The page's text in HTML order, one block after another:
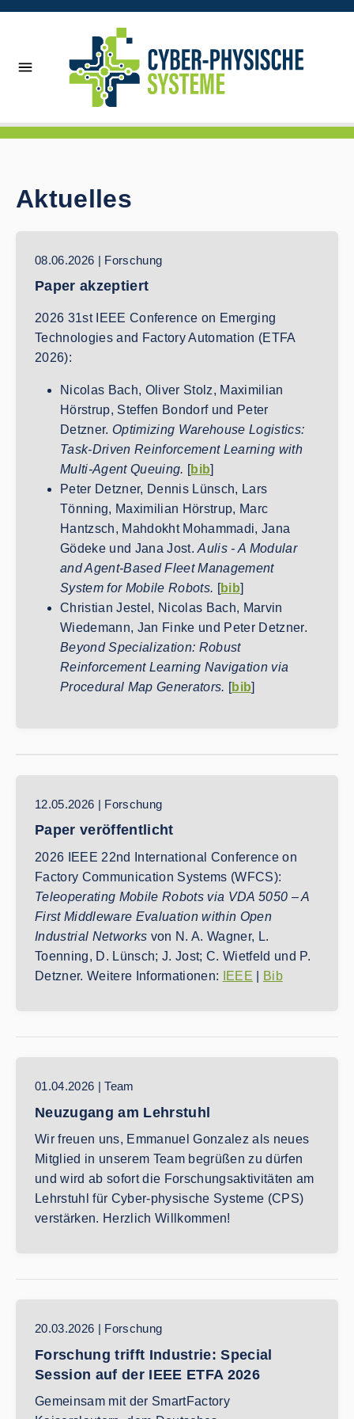
Aktuelles
08.06.2026 | Forschung
Paper akzeptiert
2026 31st IEEE Conference on Emerging
Technologies and Factory Automation (ETFA
2026):
Nicolas Bach, Oliver Stolz, Maximilian
Hörstrup, Steffen Bondorf und Peter
Detzner. Optimizing Warehouse Logistics:
Task-Driven Reinforcement Learning with
Multi-Agent Queuing. [bib]
Peter Detzner, Dennis Lünsch, Lars
Tönning, Maximilian Hörstrup, Marc
Hantzsch, Mahdokht Mohammadi, Jana
Gödeke und Jana Jost.Aulis - A Modular
and Agent-Based Fleet Management
System for Mobile Robots. [bib]
Christian Jestel, Nicolas Bach, Marvin
Wiedemann, Jan Finke und Peter Detzner.
Beyond Specialization: Robust
Reinforcement Learning Navigation via
Procedural Map Generators. [bib]
12.05.2026 | Forschung
Paper veröffentlicht
2026 IEEE 22nd International Conference on
Factory Communication Systems (WFCS):
Teleoperating Mobile Robots via VDA 5050 – A
First Middleware Evaluation within Open
Industrial Networks von N. A. Wagner, L.
Toenning, D. Lünsch; J. Jost; C. Wietfeld und P.
Detzner. Weitere Informationen:
IEEE Bib
01.04.2026 | Team
Neuzugang am Lehrstuhl
Wir freuen uns, Emmanuel Gonzalez als neues
Mitglied in unserem Team begrüßen zu dürfen
und wird ab sofort die Forschungsaktivitäten am
Lehrstuhl für Cyber-physische Systeme (CPS)
verstärken. Herzlich Willkommen!
20.03.2026 | Forschung
Forschung trifft Industrie: Special
Session auf der IEEE ETFA 2026
Gemeinsam mit der SmartFactory